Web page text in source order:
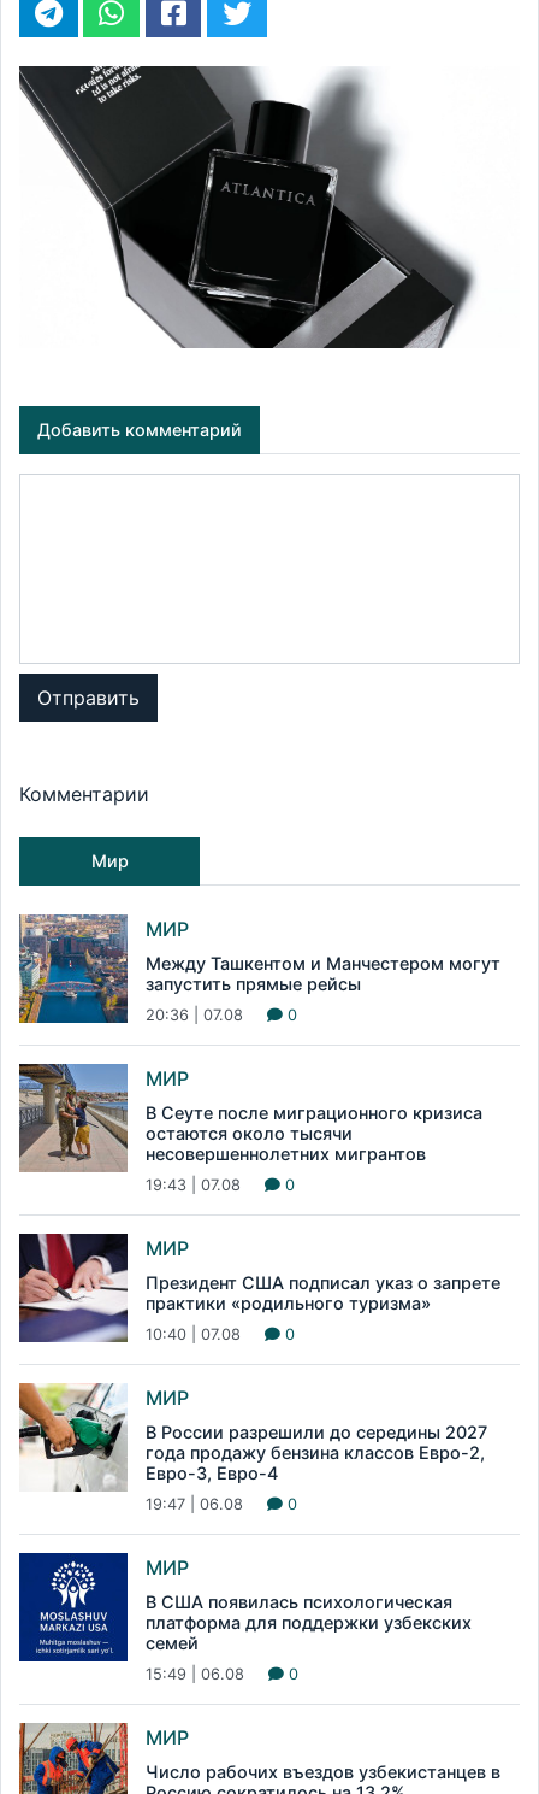
Добавить комментарий
Отправить
Комментарии
Мир
МИР
Между Ташкентом и Манчестером могут
запустить прямые рейсы
20:36 | 07.08 0
МИР
В Сеуте после миграционного кризиса
остаются около тысячи
несовершеннолетних мигрантов
19:43 | 07.08 0
МИР
Президент США подписал указ о запрете
практики «родильного туризма»
10:40 | 07.08 0
МИР
В России разрешили до середины 2027
года продажу бензина классов Евро-2,
Евро-3, Евро-4
19:47 | 06.08 0
МИР
В США появилась психологическая
платформа для поддержки узбекских
семей
15:49 | 06.08 0
МИР
Число рабочих въездов узбекистанцев в